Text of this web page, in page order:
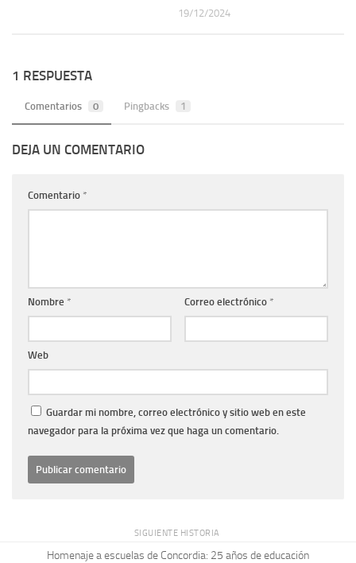
19/12/2024
1 RESPUESTA
Comentarios 0 Pingbacks 1
DEJA UN COMENTARIO
Comentario *
Nombre * Correo electrónico *
Web
Guardar mi nombre, correo electrónico y sitio web en este
navegador para la próxima vez que haga un comentario.
SIGUIENTE HISTORIA
Homenaje a escuelas de Concordia: 25 años de educación